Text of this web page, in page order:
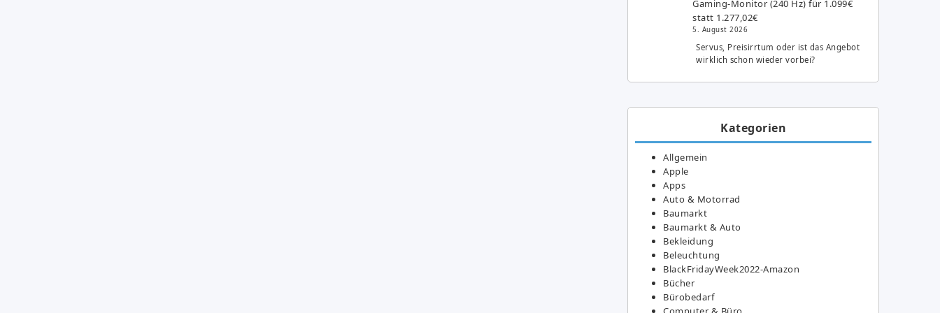
Gaming-Monitor (240 Hz) für 1.099€
statt 1.277,02€
5. August 2026
Servus, Preisirrtum oder ist das Angebot
wirklich schon wieder vorbei?
Kategorien
Allgemein
Apple
Apps
Auto & Motorrad
Baumarkt
Baumarkt & Auto
Bekleidung
Beleuchtung
BlackFridayWeek2022-Amazon
Bücher
Bürobedarf